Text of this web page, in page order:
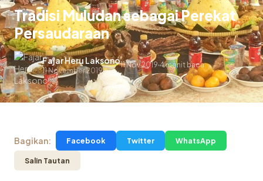
Tradisi Muludan sebagai Perekat
Persaudaraan
Fajar Heru Laksono
11 November 2019
11 Nov 2019.4 menit baca
Bagikan: Facebook Twitter WhatsApp
Salin Tautan